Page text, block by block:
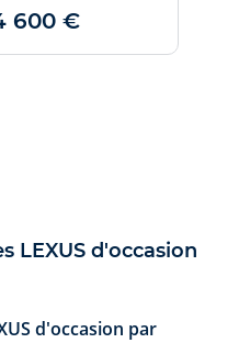
600 €
LEXUS d'occasion
d'occasion par